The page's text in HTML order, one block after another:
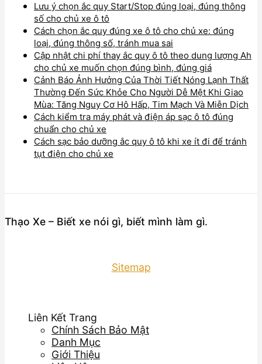
Lưu ý chọn ắc quy Start/Stop đúng loại, đúng thông
số cho chủ xe ô tô
Cách chọn ắc quy đúng xe ô tô cho chủ xe: đúng
loại, đúng thông số, tránh mua sai
Cập nhật chi phí thay ắc quy ô tô theo dung lượng Ah
cho chủ xe muốn chọn đúng bình, đúng giá
Cảnh Báo Ảnh Hưởng Của Thời Tiết Nóng Lạnh Thất
Thường Đến Sức Khỏe Cho Người Dễ Mệt Khi Giao
Mùa: Tăng Nguy Cơ Hô Hấp, Tim Mạch Và Miễn Dịch
Cách kiểm tra máy phát và điện áp sạc ô tô đúng
chuẩn cho chủ xe
Cách sạc bảo dưỡng ắc quy ô tô khi xe ít đi để tránh
tụt điện cho chủ xe
Thạo Xe – Biết xe nói gì, biết mình làm gì.
Sitemap
Liên Kết Trang
Chính Sách Bảo Mật
Danh Mục
Giới Thiệu